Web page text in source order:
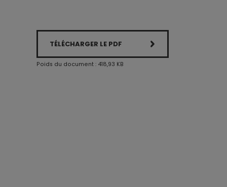
TÉLÉCHARGER LE PDF
Poids du document : 418,93 KB